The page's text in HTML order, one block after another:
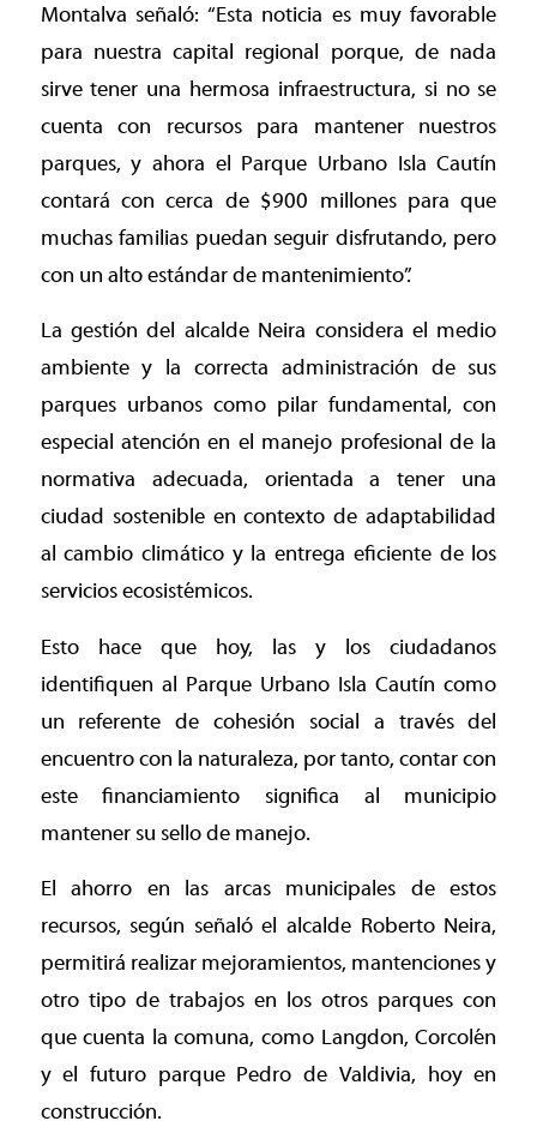
Montalva señaló: “Esta noticia es muy favorable
para nuestra capital regional porque, de nada
sirve tener una hermosa infraestructura, si no se
cuenta con recursos para mantener nuestros
parques, y ahora el Parque Urbano Isla Cautín
contará con cerca de $900 millones para que
muchas familias puedan seguir disfrutando, pero
con un alto estándar de mantenimiento”.
La gestión del alcalde Neira considera el medio
ambiente y la correcta administración de sus
parques urbanos como pilar fundamental, con
especial atención en el manejo profesional de la
normativa adecuada, orientada a tener una
ciudad sostenible en contexto de adaptabilidad
al cambio climático y la entrega eficiente de los
servicios ecosistémicos.
Esto hace que hoy, las y los ciudadanos
identifiquen al Parque Urbano Isla Cautín como
un referente de cohesión social a través del
encuentro con la naturaleza, por tanto, contar con
este financiamiento significa al municipio
mantener su sello de manejo.
El ahorro en las arcas municipales de estos
recursos, según señaló el alcalde Roberto Neira,
permitirá realizar mejoramientos, mantenciones y
otro tipo de trabajos en los otros parques con
que cuenta la comuna, como Langdon, Corcolén
y el futuro parque Pedro de Valdivia, hoy en
construcción.